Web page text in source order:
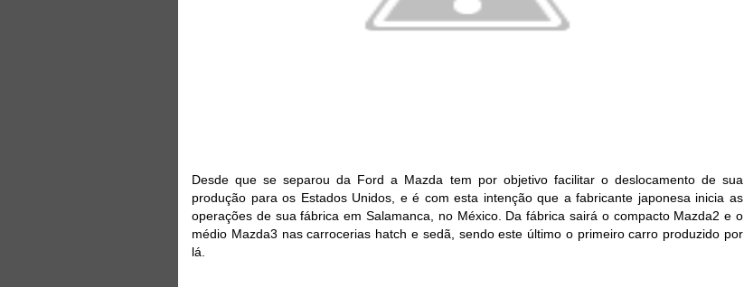
Desde que se separou da Ford a Mazda tem por objetivo facilitar o deslocamento de sua
produção para os Estados Unidos, e é com esta intenção que a fabricante japonesa inicia as
operações de sua fábrica em Salamanca, no México. Da fábrica sairá o compacto Mazda2 e o
médio Mazda3 nas carrocerias hatch e sedã, sendo este último o primeiro carro produzido por
lá.